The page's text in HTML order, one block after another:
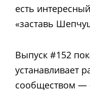
есть
«заставь
Выпуск #152
устанавливает
сообществом —